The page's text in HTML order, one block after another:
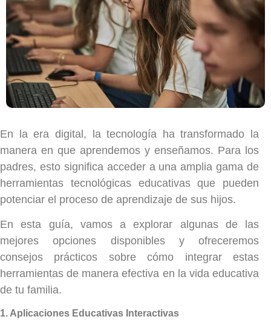
En la era digital, la tecnología ha transformado la
manera en que aprendemos y enseñamos. Para los
padres, esto significa acceder a una amplia gama de
herramientas tecnológicas educativas que pueden
potenciar el proceso de aprendizaje de sus hijos.
En esta guía, vamos a explorar algunas de las
mejores opciones disponibles y ofreceremos
consejos prácticos sobre cómo integrar estas
herramientas de manera efectiva en la vida educativa
de tu familia.
1. Aplicaciones Educativas Interactivas